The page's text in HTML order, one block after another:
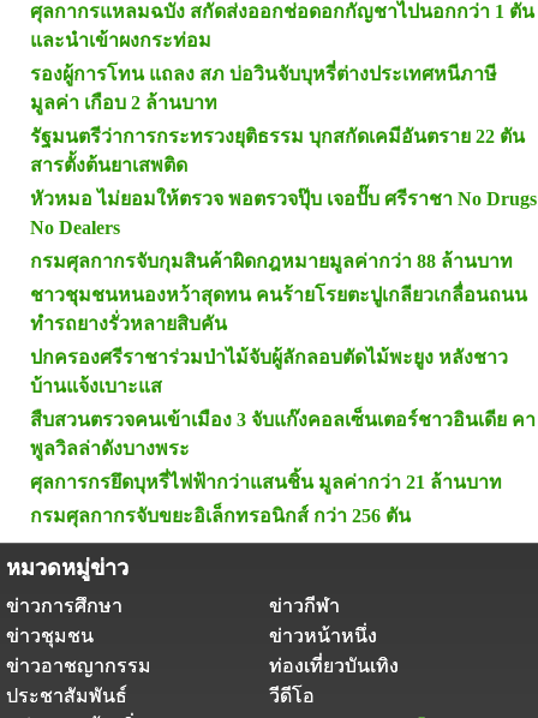
ศุลกากรแหลมฉบัง สกัดส่งออกช่อดอกกัญชาไปนอกกว่า 1 ตัน
และนำเข้าผงกระท่อม
รองผู้การโทน แถลง สภ บ่อวินจับบุหรี่ต่างประเทศหนีภาษี
มูลค่า เกือบ 2 ล้านบาท
รัฐมนตรีว่าการกระทรวงยุติธรรม บุกสกัดเคมีอันตราย 22 ตัน
สารตั้งต้นยาเสพติด
หัวหมอ ไม่ยอมให้ตรวจ พอตรวจปุ๊บ เจอปั๊บ ศรีราชา No Drugs
No Dealers
กรมศุลกากรจับกุมสินค้าผิดกฎหมายมูลค่ากว่า 88 ล้านบาท
ชาวชุมชนหนองหว้าสุดทน คนร้ายโรยตะปูเกลียวเกลื่อนถนน
ทำรถยางรั่วหลายสิบคัน
ปกครองศรีราชาร่วมป่าไม้จับผู้ลักลอบตัดไม้พะยูง หลังชาว
บ้านแจ้งเบาะแส
สืบสวนตรวจคนเข้าเมือง 3 จับแก๊งคอลเซ็นเตอร์ชาวอินเดีย คา
พูลวิลล่าดังบางพระ
ศุลการกรยึดบุหรี่ไฟฟ้ากว่าแสนชิ้น มูลค่ากว่า 21 ล้านบาท
กรมศุลกากรจับขยะอิเล็กทรอนิกส์ กว่า 256 ตัน
หมวดหมู่ข่าว
ข่าวการศึกษา
ข่าวกีฬา
ข่าวชุมชน
ข่าวหน้าหนึ่ง
ข่าวอาชญากรรม
ท่องเที่ยวบันเทิง
ประชาสัมพันธ์
วีดีโอ